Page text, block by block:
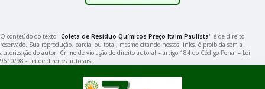
O conteúdo do texto "Coleta de Resíduo Químicos Preço Itaim Paulista" é de direito
reservado. Sua reprodução, parcial ou total, mesmo citando nossos links, é proibida sem a
autorização do autor. Crime de violação de direito autoral – artigo 184 do Código Penal – Lei
9610/98 - Lei de direitos autorais